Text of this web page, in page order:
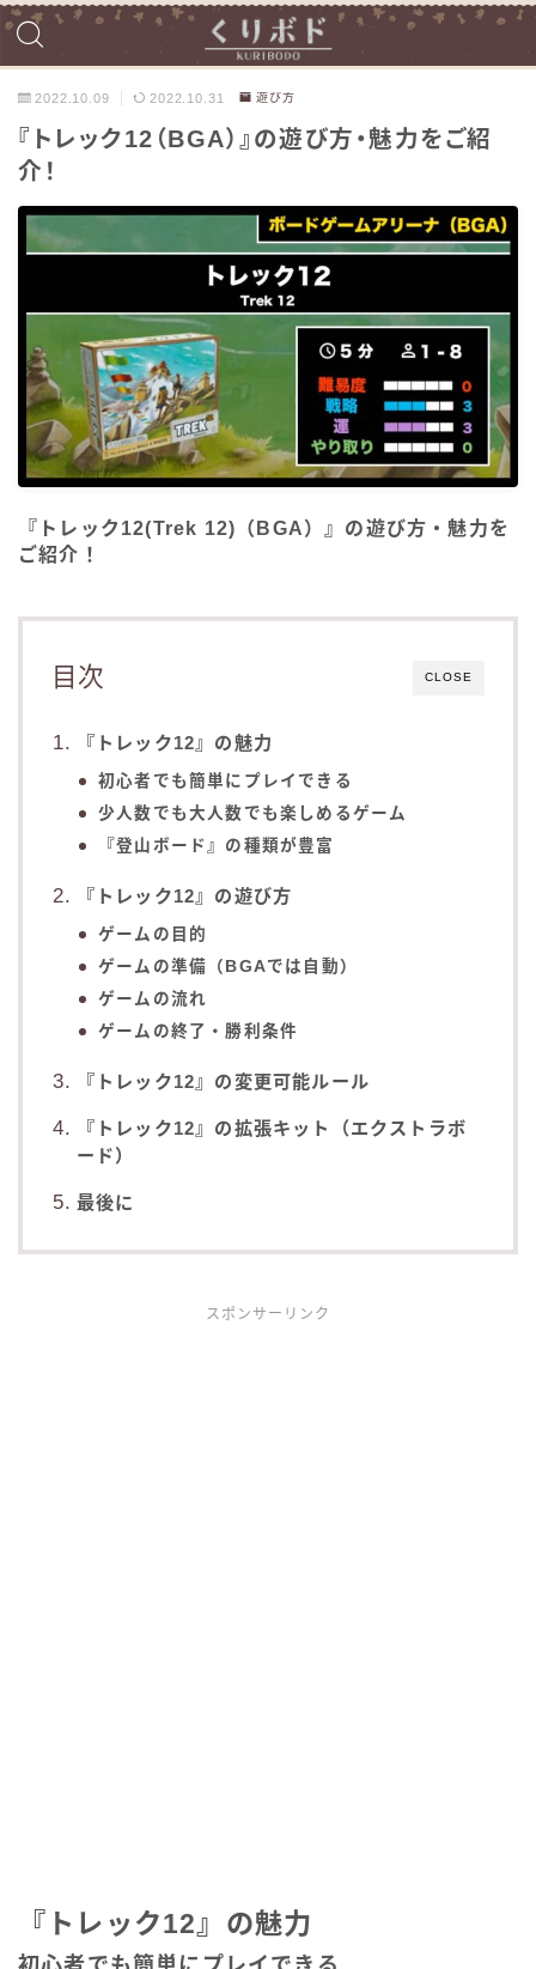
2022.10.09 2022.10.31 遊び方
『トレック12（BGA）』の遊び方・魅力をご紹
介！
『トレック12(Trek 12)（BGA）』の遊び方・魅力を
ご紹介！
CLOSE
目次
『トレック12』の魅力
初心者でも簡単にプレイできる
少人数でも大人数でも楽しめるゲーム
『登山ボード』の種類が豊富
『トレック12』の遊び方
ゲームの目的
ゲームの準備（BGAでは自動）
ゲームの流れ
ゲームの終了・勝利条件
『トレック12』の変更可能ルール
『トレック12』の拡張キット（エクストラボ
ード）
最後に
スポンサーリンク
『トレック12』の魅力